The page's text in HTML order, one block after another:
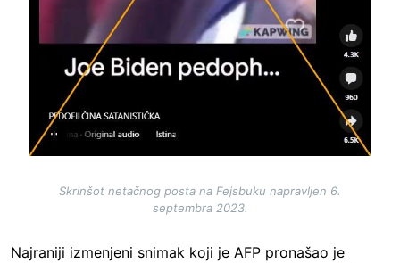
Skrinšot netačnog posta na Fejsbuku napravljen 6.
septembra 2023.
Najraniji izmenjeni snimak koji je AFP pronašao je